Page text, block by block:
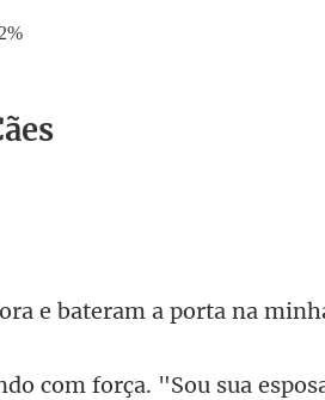
e bateram
com força. "Sou sua